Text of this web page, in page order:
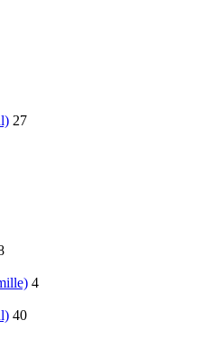
27
4
40